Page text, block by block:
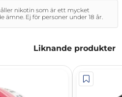
nikotin som är ett mycket
ämne. Ej för personer under 18 år.
Liknande produkter